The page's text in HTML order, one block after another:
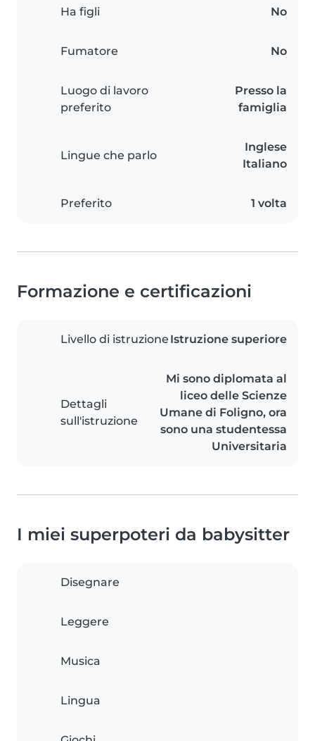
Ha figli No
Fumatore No
Luogo di lavoro
preferito
Presso la
famiglia
Lingue che parlo
Inglese
Italiano
Preferito 1 volta
Formazione e certificazioni
Livello di istruzione Istruzione superiore
Dettagli
sull'istruzione
Mi sono diplomata al
liceo delle Scienze
Umane di Foligno, ora
sono una studentessa
Universitaria
I miei superpoteri da babysitter
Disegnare
Leggere
Musica
Lingua